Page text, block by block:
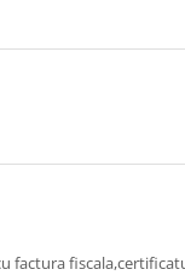
factura